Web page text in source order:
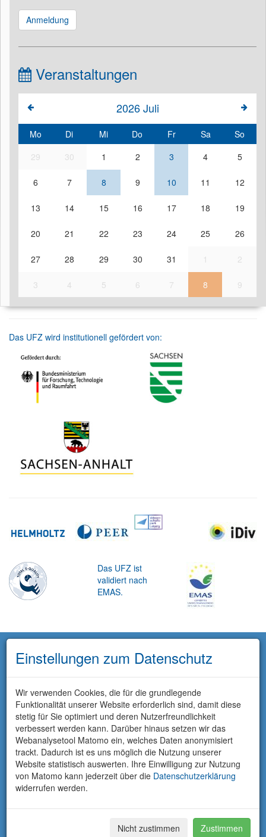
Anmeldung
Veranstaltungen
2026 Juli
Mo Di Mi Do Fr Sa
So
29
30 1 2 3 4 5
6 7 8 9 10 11 12
13 14 15 16 17 18 19
20 21 22 23 24 25 26
27 28 29 30 31 1 2
3 4 5 6 7 8 9
Das UFZ wird institutionell gefördert von:
Das UFZ ist
validiert nach
EMAS.
Einstellungen zum Datenschutz
Wir verwenden Cookies, die für die grundlegende
Funktionalität unserer Website erforderlich sind, damit diese
stetig für Sie optimiert und deren Nutzerfreundlichkeit
verbessert werden kann. Darüber hinaus setzen wir das
Webanalysetool Matomo ein, welches Daten anonymisiert
trackt. Dadurch ist es uns möglich die Nutzung unserer
Website statistisch auswerten. Ihre Einwilligung zur Nutzung
von Matomo kann jederzeit über die Datenschutzerklärung
widerrufen werden.
Nicht zustimmen Zustimmen